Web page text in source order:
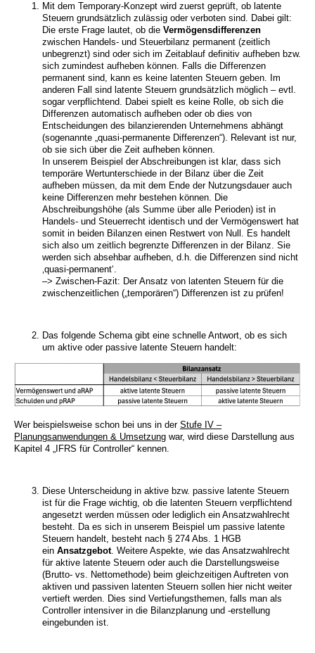
Mit dem Temporary-Konzept wird zuerst geprüft, ob latente
Steuern grundsätzlich zulässig oder verboten sind. Dabei gilt:
Die erste Frage lautet, ob die Vermögensdifferenzen
zwischen Handels- und Steuerbilanz permanent (zeitlich
unbegrenzt) sind oder sich im Zeitablauf definitiv aufheben bzw.
sich zumindest aufheben können. Falls die Differenzen
permanent sind, kann es keine latenten Steuern geben. Im
anderen Fall sind latente Steuern grundsätzlich möglich – evtl.
sogar verpflichtend. Dabei spielt es keine Rolle, ob sich die
Differenzen automatisch aufheben oder ob dies von
Entscheidungen des bilanzierenden Unternehmens abhängt
(sogenannte „quasi-permanente Differenzen“). Relevant ist nur,
ob sie sich über die Zeit aufheben können.
In unserem Beispiel der Abschreibungen ist klar, dass sich
temporäre Wertunterschiede in der Bilanz über die Zeit
aufheben müssen, da mit dem Ende der Nutzungsdauer auch
keine Differenzen mehr bestehen können. Die
Abschreibungshöhe (als Summe über alle Perioden) ist in
Handels- und Steuerrecht identisch und der Vermögenswert hat
somit in beiden Bilanzen einen Restwert von Null. Es handelt
sich also um zeitlich begrenzte Differenzen in der Bilanz. Sie
werden sich absehbar aufheben, d.h. die Differenzen sind nicht
‚quasi-permanent‘.
–> Zwischen-Fazit: Der Ansatz von latenten Steuern für die
zwischenzeitlichen („temporären“) Differenzen ist zu prüfen!
Das folgende Schema gibt eine schnelle Antwort, ob es sich
um aktive oder passive latente Steuern handelt:
Wer beispielsweise schon bei uns in der Stufe IV –
Planungsanwendungen & Umsetzung war, wird diese Darstellung aus
Kapitel 4 „IFRS für Controller“ kennen.
Diese Unterscheidung in aktive bzw. passive latente Steuern
ist für die Frage wichtig, ob die latenten Steuern verpflichtend
angesetzt werden müssen oder lediglich ein Ansatzwahlrecht
besteht. Da es sich in unserem Beispiel um passive latente
Steuern handelt, besteht nach § 274 Abs. 1 HGB
ein Ansatzgebot. Weitere Aspekte, wie das Ansatzwahlrecht
für aktive latente Steuern oder auch die Darstellungsweise
(Brutto- vs. Nettomethode) beim gleichzeitigen Auftreten von
aktiven und passiven latenten Steuern sollen hier nicht weiter
vertieft werden. Dies sind Vertiefungsthemen, falls man als
Controller intensiver in die Bilanzplanung und -erstellung
eingebunden ist.